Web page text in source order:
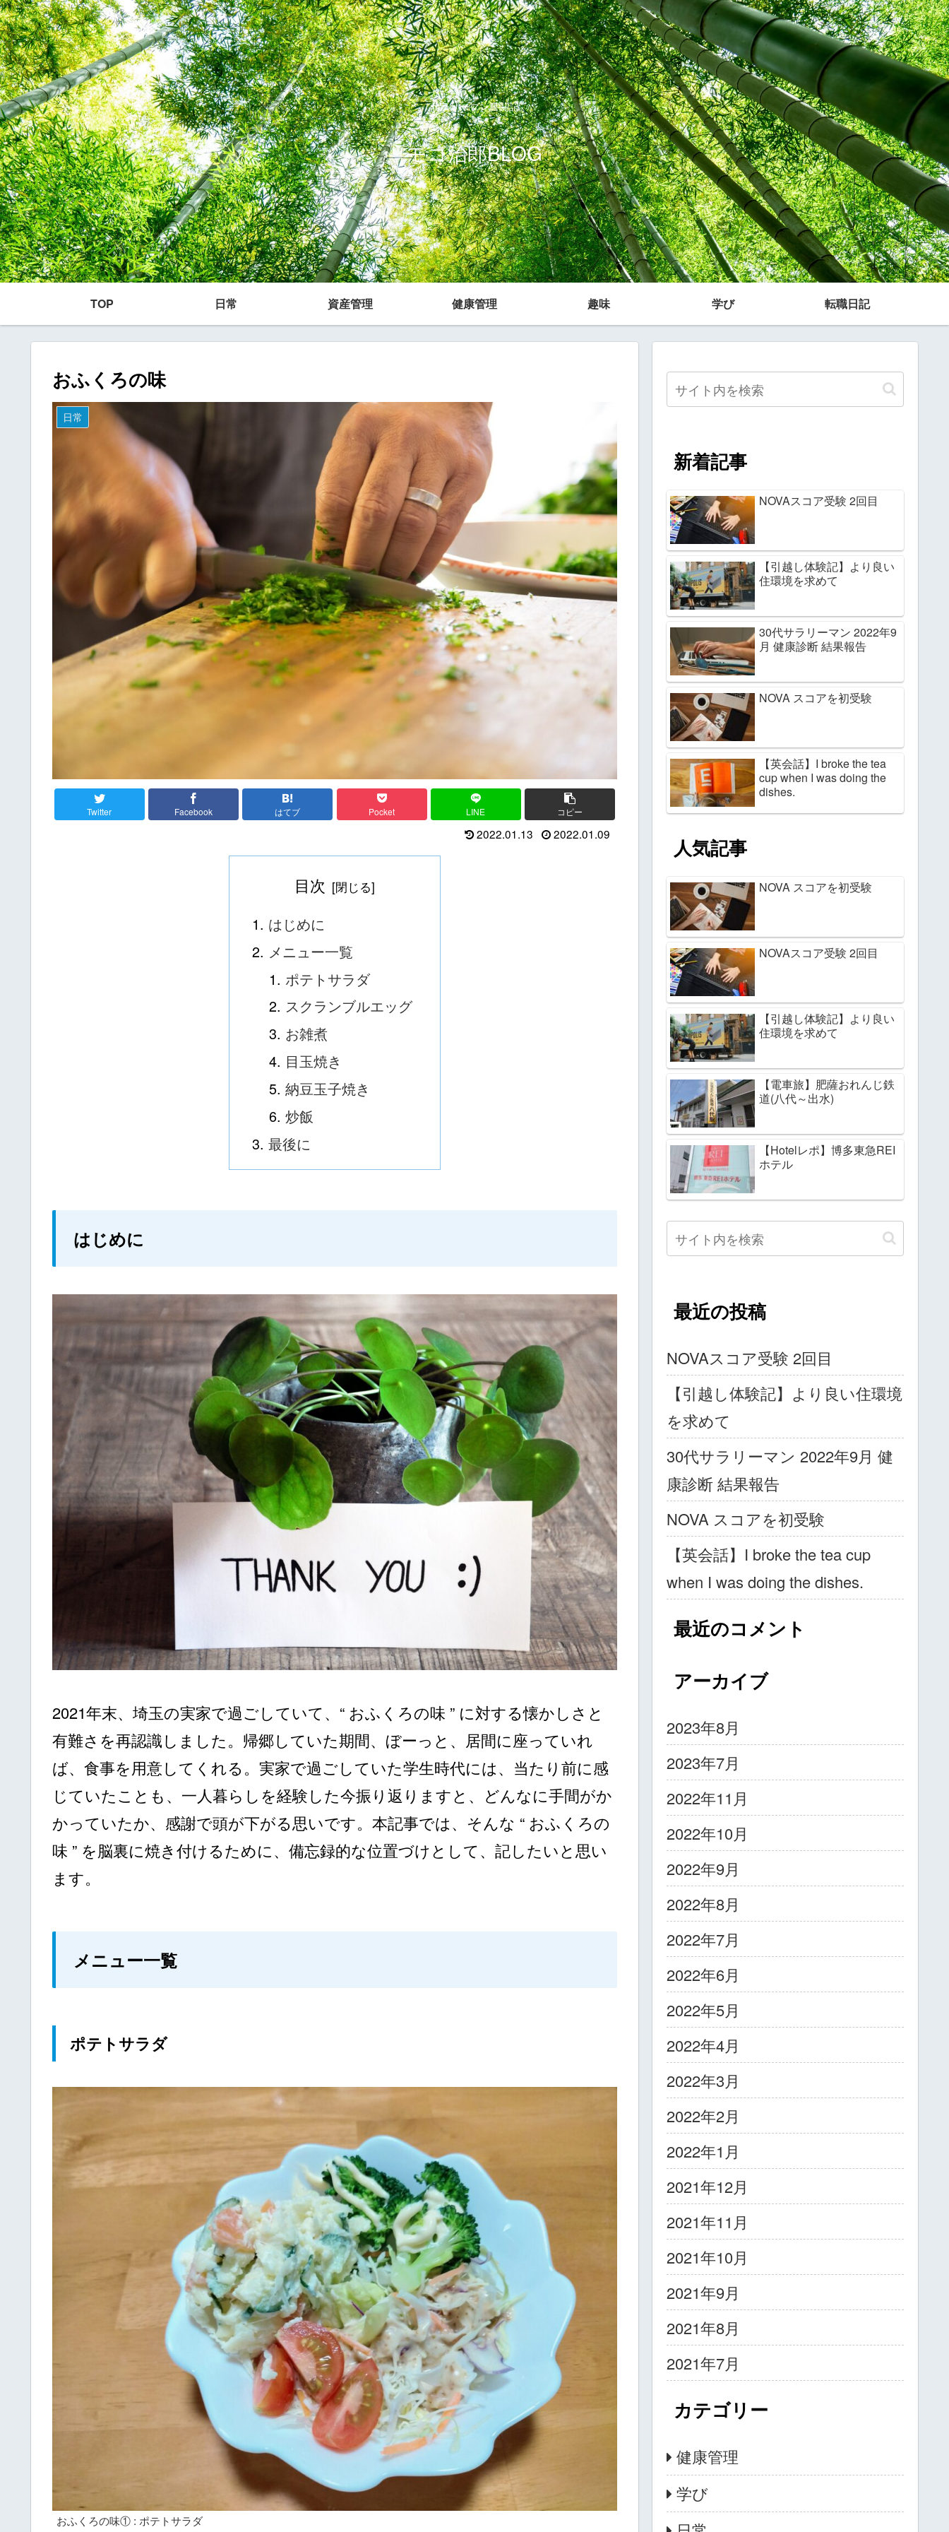
サラリーマン奮闘記
モコ治郎BLOG
TOP 日常 資産管理 健康管理 趣味 学び 転職日記
おふくろの味
日常
Twitter Facebook はてブ Pocket LINE コピー
2022.01.13 2022.01.09
目次
はじめに
メニュー一覧
ポテトサラダ
スクランブルエッグ
お雑煮
目玉焼き
納豆玉子焼き
炒飯
最後に
はじめに
2021年末、埼玉の実家で過ごしていて、“ おふくろの味 ” に対する懐かしさと
有難さを再認識しました。帰郷していた期間、ぼーっと、居間に座っていれ
ば、食事を用意してくれる。実家で過ごしていた学生時代には、当たり前に感
じていたことも、一人暮らしを経験した今振り返りますと、どんなに手間がか
かっていたか、感謝で頭が下がる思いです。本記事では、そんな “ おふくろの
味 ” を脳裏に焼き付けるために、備忘録的な位置づけとして、記したいと思い
ます。
メニュー一覧
ポテトサラダ
おふくろの味① : ポテトサラダ
新着記事
NOVAスコア受験 2回目
【引越し体験記】より良い
住環境を求めて
30代サラリーマン 2022年9
月 健康診断 結果報告
NOVA スコアを初受験
【英会話】I broke the tea
cup when I was doing the
dishes.
人気記事
NOVA スコアを初受験
NOVAスコア受験 2回目
【引越し体験記】より良い
住環境を求めて
【電車旅】肥薩おれんじ鉄
道(八代～出水)
【Hotelレポ】博多東急REI
ホテル
最近の投稿
NOVAスコア受験 2回目
【引越し体験記】より良い住環境
を求めて
30代サラリーマン 2022年9月 健
康診断 結果報告
NOVA スコアを初受験
【英会話】I broke the tea cup
when I was doing the dishes.
最近のコメント
アーカイブ
2023年8月
2023年7月
2022年11月
2022年10月
2022年9月
2022年8月
2022年7月
2022年6月
2022年5月
2022年4月
2022年3月
2022年2月
2022年1月
2021年12月
2021年11月
2021年10月
2021年9月
2021年8月
2021年7月
カテゴリー
健康管理
学び